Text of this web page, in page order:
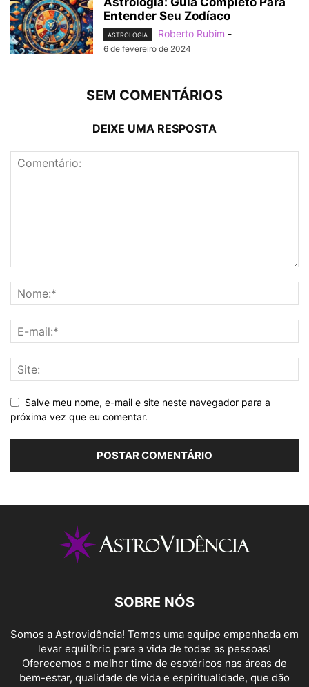
Entender Seu Zodíaco
ASTROLOGIA Roberto Rubim -
6 de fevereiro de 2024
SEM COMENTÁRIOS
DEIXE UMA RESPOSTA
Salve meu nome, e-mail e site neste navegador para a
próxima vez que eu comentar.
SOBRE NÓS
Somos a Astrovidência! Temos uma equipe empenhada em
levar equilíbrio para a vida de todas as pessoas!
Oferecemos o melhor time de esotéricos nas áreas de
bem-estar, qualidade de vida e espiritualidade, que dão